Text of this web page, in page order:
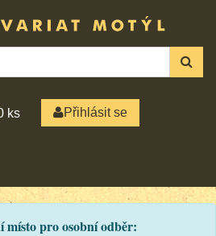
ks Přihlásit se
místo pro osobní odběr: